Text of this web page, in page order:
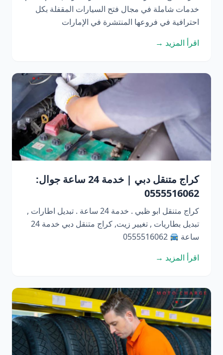
خدمات شاملة في مجال فتح السيارات المقفلة بكل
احترافية في فروعها المنتشرة في الإمارات
اقرأ المزيد →
كراج متنقل دبي | خدمة 24 ساعة جوال:
0555516062
كراج متنقل ابو ظبي . خدمة 24 ساعة . تبديل اطارات ,
تبديل بطاريات , تغيير زيت, كراج متنقل دبي خدمة 24
ساعة
0555516062
اقرأ المزيد →